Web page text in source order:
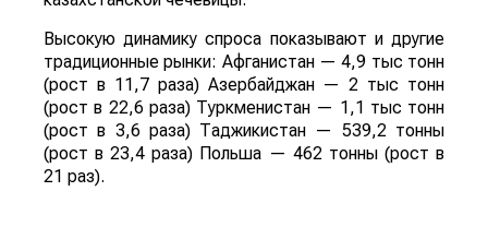
Высокую динамику спроса показывают и другие
традиционные рынки: Афганистан — 4,9 тыс тонн
(рост в 11,7 раза) Азербайджан — 2 тыс тонн
(рост в 22,6 раза) Туркменистан — 1,1 тыс тонн
(рост в 3,6 раза) Таджикистан — 539,2 тонны
(рост в 23,4 раза) Польша — 462 тонны (рост в
21 раз).